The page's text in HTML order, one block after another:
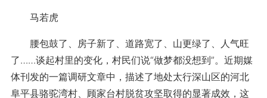
马若虎
腰包鼓了、房子新了、道路宽了、山更绿了、人气旺
了……谈起村里的变化，村民们说“做梦都没想到”。近期媒
体刊发的一篇调研文章中，描述了地处太行深山区的河北
阜平县骆驼湾村、顾家台村脱贫攻坚取得的显著成效，这